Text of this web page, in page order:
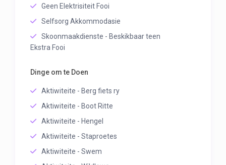
Geen Elektrisiteit Fooi
Selfsorg Akkommodasie
Skoonmaakdienste - Beskikbaar teen
Ekstra Fooi
Dinge om te Doen
Aktiwiteite - Berg fiets ry
Aktiwiteite - Boot Ritte
Aktiwiteite - Hengel
Aktiwiteite - Staproetes
Aktiwiteite - Swem